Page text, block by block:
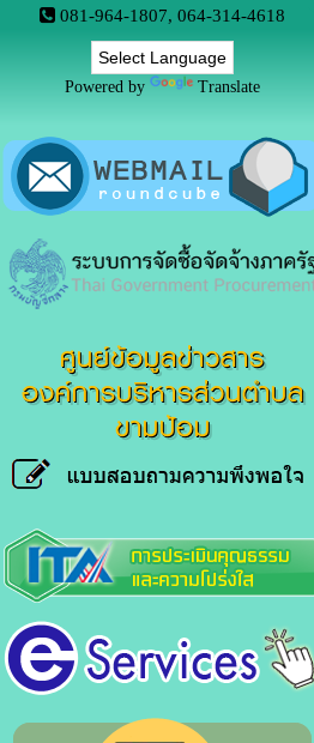
081-964-1807, 064-314-4618
Powered by Translate
ศูนย์ข้อมูลข่าวสาร
องค์การบริหารส่วนตำบล
ขามป้อม